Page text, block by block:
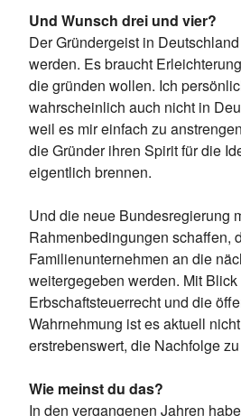
Und Wunsch drei und vier?
Der Gründergeist in
werden. Es braucht
die gründen wollen. Ich
wahrscheinlich auch nicht in
weil es mir einfach zu
die Gründer ihren Spirit für die
eigentlich brennen.
Und die neue Bundesregierung
Rahmenbedingungen schaffen,
Familienunternehmen an die
weitergegeben werden. Mit
Erbschaftsteuerrecht und die
Wahrnehmung ist es aktuell
erstrebenswert, die Nachfolge
Wie meinst du das?
In den vergangenen Jahren